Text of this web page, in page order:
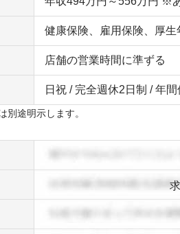
健康保険、雇用保険、厚生
店舗の営業時間に準ずる
日祝 / 完全週休2日制 / 年間
途明示します。